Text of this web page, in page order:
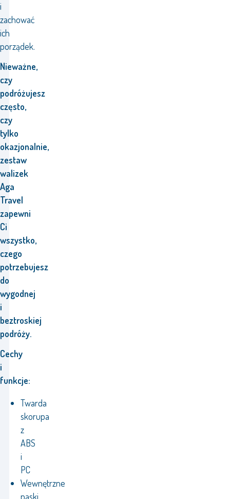
i
zachować
ich
porządek.
Nieważne,
czy
podróżujesz
często,
czy
tylko
okazjonalnie,
zestaw
walizek
Aga
Travel
zapewni
Ci
wszystko,
czego
potrzebujesz
do
wygodnej
i
beztroskiej
podróży.
Cechy
i
funkcje:
Twarda
skorupa
z
ABS
i
PC
Wewnętrzne
paski